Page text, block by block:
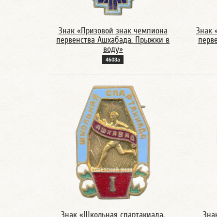
Знак «Призовой знак чемпиона
первенства Ашхабада. Прыжки в
воду»
4608а
Знак
Знак «Школьная спартакиада.